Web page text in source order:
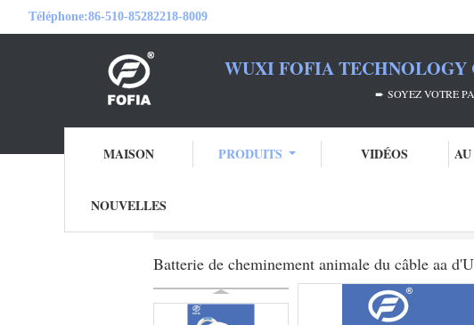
Téléphone:86-510-85282218-8009
WUXI FOFIA TECHNOLOGY
➨ SOYEZ VOTRE
MAISON PRODUITS VIDÉOS
NOUVELLES
Batterie de cheminement animale du câble aa